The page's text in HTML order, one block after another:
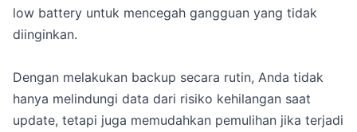
low battery untuk mencegah gangguan yang tidak
diinginkan.
Dengan melakukan backup secara rutin, Anda tidak
hanya melindungi data dari risiko kehilangan saat
update, tetapi juga memudahkan pemulihan jika terjadi